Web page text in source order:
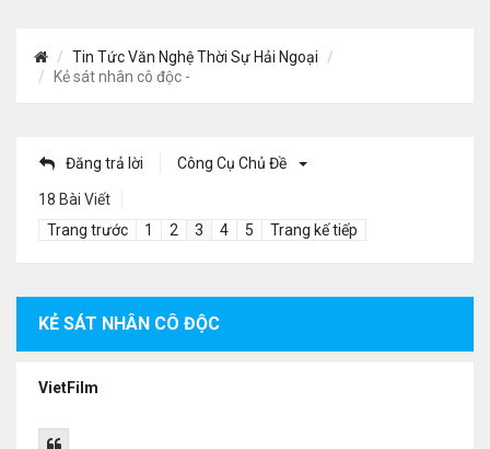
Tin Tức Văn Nghệ Thời Sự Hải Ngoại
Kẻ sát nhân cô độc -
Đăng trả lời Công Cụ Chủ Đề
18 Bài Viết
Trang trước
1 2 3 4 5 Trang kế tiếp
KẺ SÁT NHÂN CÔ ĐỘC
VietFilm